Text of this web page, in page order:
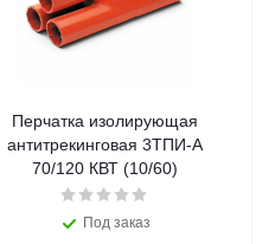
Перчатка изолирующая
антитрекинговая 3ТПИ-А
70/120 КВТ (10/60)
Под заказ